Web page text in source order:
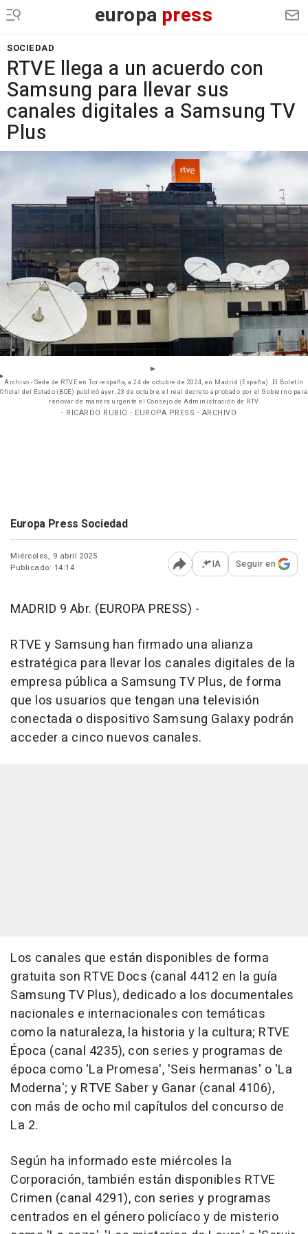
europa press
SOCIEDAD
RTVE llega a un acuerdo con
Samsung para llevar sus
canales digitales a Samsung TV
Plus
Archivo - Sede de RTVE en Torrespaña, a 24 de octubre de 2024, en Madrid (España). El Boletín
Oficial del Estado (BOE) publicó ayer, 23 de octubre, el real decreto aprobado por el Gobierno para
renovar de manera urgente el Consejo de Administración de RTV
- RICARDO RUBIO - EUROPA PRESS - ARCHIVO
Europa Press Sociedad
Miércoles, 9 abril 2025
Publicado: 14:14
Abrir opciones para
IA Seguir en
MADRID 9 Abr. (EUROPA PRESS) -
RTVE y Samsung han firmado una alianza
estratégica para llevar los canales digitales de la
empresa pública a Samsung TV Plus, de forma
que los usuarios que tengan una televisión
conectada o dispositivo Samsung Galaxy podrán
acceder a cinco nuevos canales.
Los canales que están disponibles de forma
gratuita son RTVE Docs (canal 4412 en la guía
Samsung TV Plus), dedicado a los documentales
nacionales e internacionales con temáticas
como la naturaleza, la historia y la cultura; RTVE
Época (canal 4235), con series y programas de
época como 'La Promesa', 'Seis hermanas' o 'La
Moderna'; y RTVE Saber y Ganar (canal 4106),
con más de ocho mil capítulos del concurso de
La 2.
Según ha informado este miércoles la
Corporación, también están disponibles RTVE
Crimen (canal 4291), con series y programas
centrados en el género policíaco y de misterio